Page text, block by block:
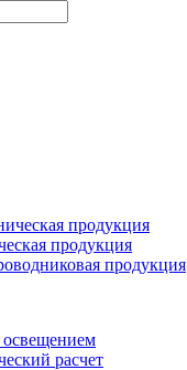
продукция
продукция
продукция
расчет